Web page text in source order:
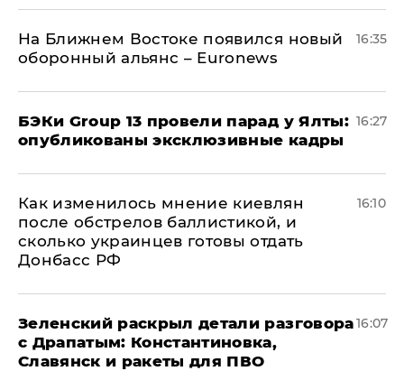
На Ближнем Востоке появился новый
оборонный альянс – Euronews
16:35
​БЭКи Group 13 провели парад у Ялты:
опубликованы эксклюзивные кадры
16:27
Как изменилось мнение киевлян
после обстрелов баллистикой, и
сколько украинцев готовы отдать
Донбасс РФ
16:10
​Зеленский раскрыл детали разговора
с Драпатым: Константиновка,
Славянск и ракеты для ПВО
16:07